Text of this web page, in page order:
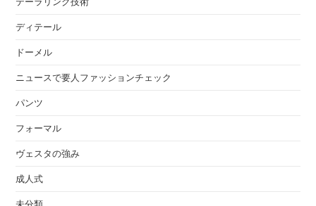
ディテール
ドーメル
ニュースで要人ファッションチェック
パンツ
フォーマル
ヴェスタの強み
成人式